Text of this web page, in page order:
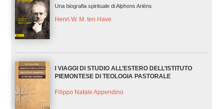
Una biografia spirituale di Alphons Ariëns
Henri W. M. ten Have
I VIAGGI DI STUDIO ALL’ESTERO DELL’ISTITUTO
PIEMONTESE DI TEOLOGIA PASTORALE
Filippo Natale Appendino